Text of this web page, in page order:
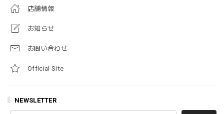
店舗情報
お知らせ
お問い合わせ
Official Site
NEWSLETTER